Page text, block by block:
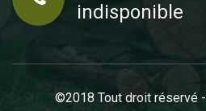
indisponible
©2018 Tout droit réservé -